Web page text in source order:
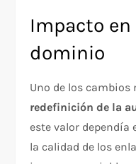
Impacto
dominio
Uno de los
redefinición de la
este valor dependía
la calidad de los